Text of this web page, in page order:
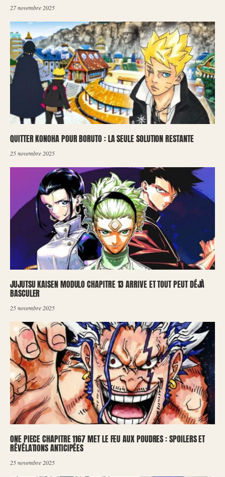
27 novembre 2025
QUITTER KONOHA POUR BORUTO : LA SEULE SOLUTION RESTANTE
25 novembre 2025
JUJUTSU KAISEN MODULO CHAPITRE 13 ARRIVE ET TOUT PEUT DÉJÀ
BASCULER
25 novembre 2025
ONE PIECE CHAPITRE 1167 MET LE FEU AUX POUDRES : SPOILERS ET
RÉVÉLATIONS ANTICIPÉES
25 novembre 2025